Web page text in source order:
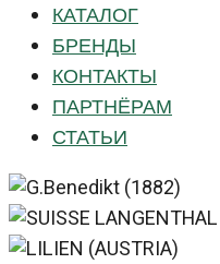
КАТАЛОГ
БРЕНДЫ
КОНТАКТЫ
ПАРТНЁРАМ
СТАТЬИ